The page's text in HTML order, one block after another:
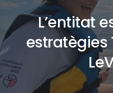
L’entitat
estratègies